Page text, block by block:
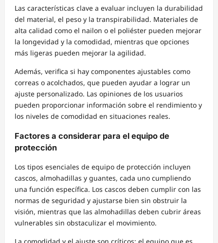
Las características clave a evaluar incluyen la durabilidad
del material, el peso y la transpirabilidad. Materiales de
alta calidad como el nailon o el poliéster pueden mejorar
la longevidad y la comodidad, mientras que opciones
más ligeras pueden mejorar la agilidad.
Además, verifica si hay componentes ajustables como
correas o acolchados, que pueden ayudar a lograr un
ajuste personalizado. Las opiniones de los usuarios
pueden proporcionar información sobre el rendimiento y
los niveles de comodidad en situaciones reales.
Factores a considerar para el equipo de
protección
Los tipos esenciales de equipo de protección incluyen
cascos, almohadillas y guantes, cada uno cumpliendo
una función específica. Los cascos deben cumplir con las
normas de seguridad y ajustarse bien sin obstruir la
visión, mientras que las almohadillas deben cubrir áreas
vulnerables sin obstaculizar el movimiento.